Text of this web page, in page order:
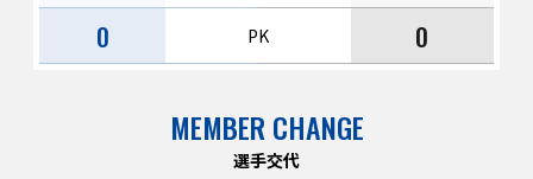
0
PK 0
MEMBER CHANGE
選手交代